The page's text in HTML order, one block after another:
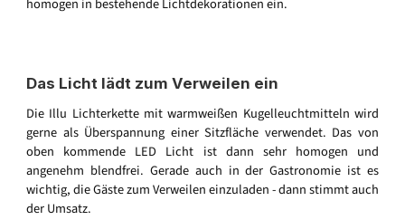
homogen in bestehende Lichtdekorationen ein.
Das Licht lädt zum Verweilen ein
Die Illu Lichterkette mit warmweißen Kugelleuchtmitteln wird
gerne als Überspannung einer Sitzfläche verwendet. Das von
oben kommende LED Licht ist dann sehr homogen und
angenehm blendfrei. Gerade auch in der Gastronomie ist es
wichtig, die Gäste zum Verweilen einzuladen - dann stimmt auch
der Umsatz.